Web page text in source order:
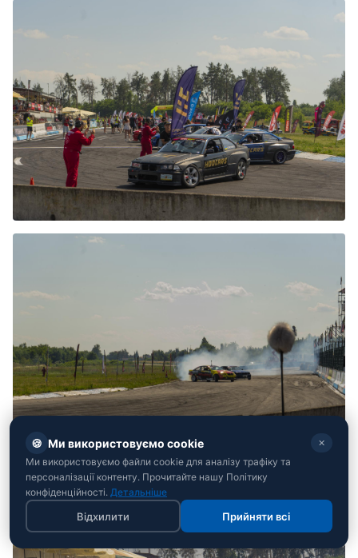
🍪 Ми використовуємо cookie ✕
Ми використовуємо файли cookie для аналізу трафіку та
персоналізації контенту. Прочитайте нашу Політику
конфіденційності. Детальніше
Відхилити Прийняти всі